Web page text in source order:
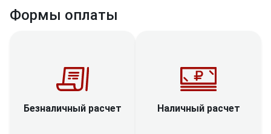
Формы оплаты
Безналичный расчет Наличный расчет